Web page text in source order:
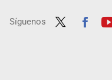
Síguenos